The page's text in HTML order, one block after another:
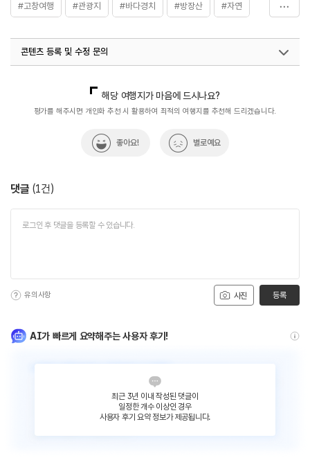
#고창여행 #관광지 #바다경치 #방장산 #자연
#자연환경 #폭포
콘텐츠 등록 및 수정 문의
해당 여행지가 마음에 드시나요?
평가를 해주시면 개인화 추천 시 활용하여 최적의 여행지를 추천해 드리겠습니다.
좋아요! 별로예요
댓글 (1건)
사진
유의사항 등록
AI가 빠르게 요약해주는 사용자 후기!
최근 3년 이내 작성된 댓글이
일정한 개수 이상인 경우
사용자 후기 요약 정보가 제공됩니다.